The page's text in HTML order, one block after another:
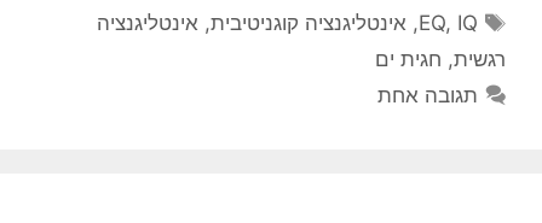
תגיותEQ, IQ
, אינטליגנציה קוגניטיבית, אינטליגנציה
רגשית, חגית ים
תגובה אחת